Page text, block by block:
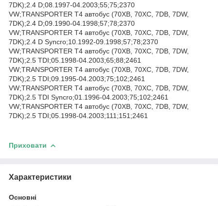
7DK);2.4 D;08.1997-04.2003;55;75;2370
VW;TRANSPORTER T4 автобус (70XB, 70XC, 7DB, 7DW,
7DK);2.4 D;09.1990-04.1998;57;78;2370
VW;TRANSPORTER T4 автобус (70XB, 70XC, 7DB, 7DW,
7DK);2.4 D Syncro;10.1992-09.1998;57;78;2370
VW;TRANSPORTER T4 автобус (70XB, 70XC, 7DB, 7DW,
7DK);2.5 TDI;05.1998-04.2003;65;88;2461
VW;TRANSPORTER T4 автобус (70XB, 70XC, 7DB, 7DW,
7DK);2.5 TDI;09.1995-04.2003;75;102;2461
VW;TRANSPORTER T4 автобус (70XB, 70XC, 7DB, 7DW,
7DK);2.5 TDI Syncro;01.1996-04.2003;75;102;2461
VW;TRANSPORTER T4 автобус (70XB, 70XC, 7DB, 7DW,
7DK);2.5 TDI;05.1998-04.2003;111;151;2461
Приховати
Характеристики
Основні